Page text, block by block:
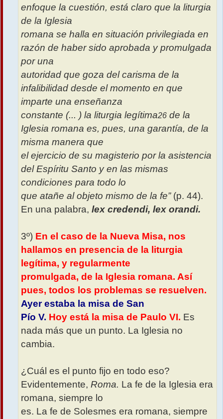
enfoque la cuestión, está claro que la liturgia
de la Iglesia
romana se halla en situación privilegiada en
razón de haber sido aprobada y promulgada
por una
autoridad que goza del carisma de la
infalibilidad desde el momento en que
imparte una enseñanza
constante (... ) la liturgia legítima26 de la
Iglesia romana es, pues, una garantía, de la
misma manera que
el ejercicio de su magisterio por la asistencia
del Espíritu Santo y en las mismas
condiciones para todo lo
que atañe al objeto mismo de la fe”(p. 44).
En una palabra, lex credendi, lex orandi.
3º) En el caso de la Nueva Misa, nos
hallamos en presencia de la liturgia
legítima, y regularmente
promulgada, de la Iglesia romana. Así
pues, todos los problemas se resuelven.
Ayer estaba la misa de San
Pío V. Hoy está la misa de Paulo VI. Es
nada más que un punto. La Iglesia no
cambia.
¿Cuál es el punto fijo en todo eso?
Evidentemente, Roma. La fe de la Iglesia era
romana, siempre lo
es. La fe de Solesmes era romana, siempre